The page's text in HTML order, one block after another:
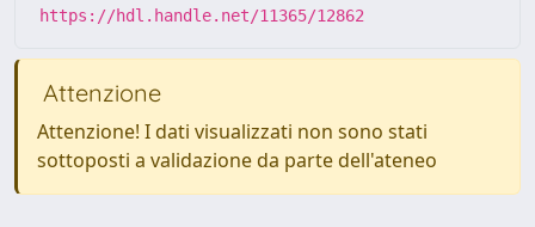
https://hdl.handle.net/11365/12862
Attenzione
Attenzione! I dati visualizzati non sono stati
sottoposti a validazione da parte dell'ateneo